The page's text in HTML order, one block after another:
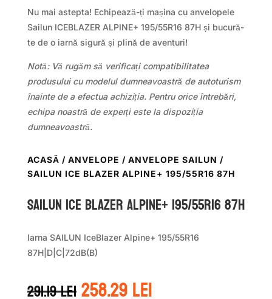
Nu mai astepta! Echipează-ți mașina cu anvelopele
Sailun ICEBLAZER ALPINE+ 195/55R16 87H și bucură-
te de o iarnă sigură și plină de aventuri!
Notă: Vă rugăm să verificați compatibilitatea
produsului cu modelul dumneavoastră de autoturism
înainte de a efectua achiziția. Pentru orice întrebări,
echipa noastră de experți este la dispoziția
dumneavoastră.
ACASĂ / ANVELOPE / ANVELOPE SAILUN /
SAILUN ICE BLAZER ALPINE+ 195/55R16 87H
Sailun ICE BLAZER ALPINE+ 195/55R16 87H
Iarna SAILUN IceBlazer Alpine+ 195/55R16
87H|D|C|72dB(B)
291.19leiPrețul
258.29leiPrețul